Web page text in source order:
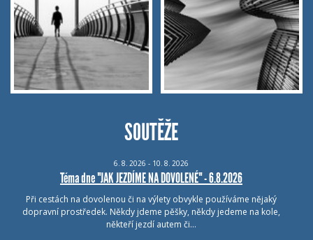
SOUTĚŽE
6. 8. 2026 - 10. 8. 2026
Téma dne "JAK JEZDÍME NA DOVOLENÉ" - 6.8.2026
Při cestách na dovolenou či na výlety obvykle používáme nějaký
dopravní prostředek. Někdy jdeme pěšky, někdy jedeme na kole,
někteří jezdí autem či…